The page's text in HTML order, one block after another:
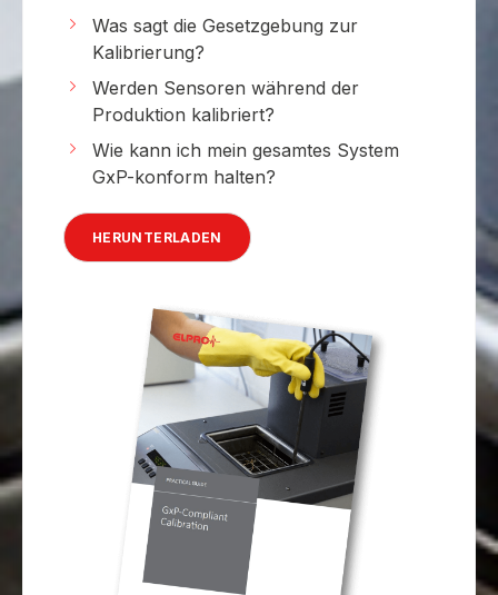
Was sagt die Gesetzgebung zur
Kalibrierung?
Werden Sensoren während der
Produktion kalibriert?
Wie kann ich mein gesamtes System
GxP-konform halten?
HERUNTERLADEN